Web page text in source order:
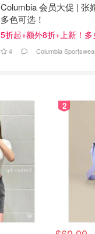
Columbia 会员大促 | 张
多色可选！
5折起+额外8折+上新！多
4 Columbia
2